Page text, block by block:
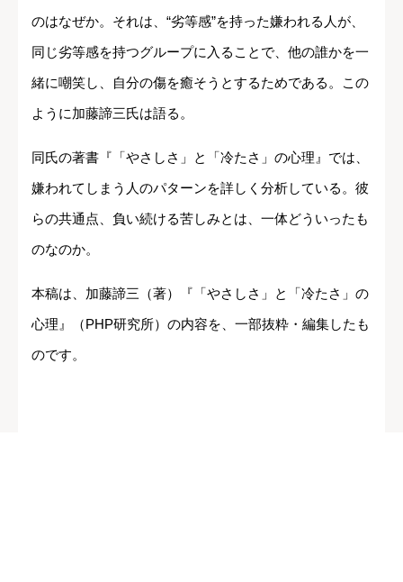
のはなぜか。それは、“劣等感”を持った嫌われる人が、
同じ劣等感を持つグループに入ることで、他の誰かを一
緒に嘲笑し、自分の傷を癒そうとするためである。この
ように加藤諦三氏は語る。
同氏の著書『「やさしさ」と「冷たさ」の心理』では、
嫌われてしまう人のパターンを詳しく分析している。彼
らの共通点、負い続ける苦しみとは、一体どういったも
のなのか。
本稿は、加藤諦三（著）『「やさしさ」と「冷たさ」の
心理』（PHP研究所）の内容を、一部抜粋・編集したも
のです。